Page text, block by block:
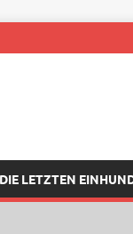
DIE LETZTEN